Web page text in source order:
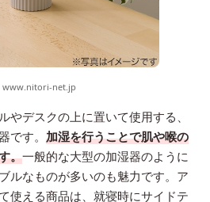
www.nitori-net.jp
やデスクの上に置いて使用する、
です。 加湿を行うことで肌や喉の
。一般的な大型の加湿器のように
ルなものが多いのも魅力です。ア
使える商品は、就寝時にサイドテ